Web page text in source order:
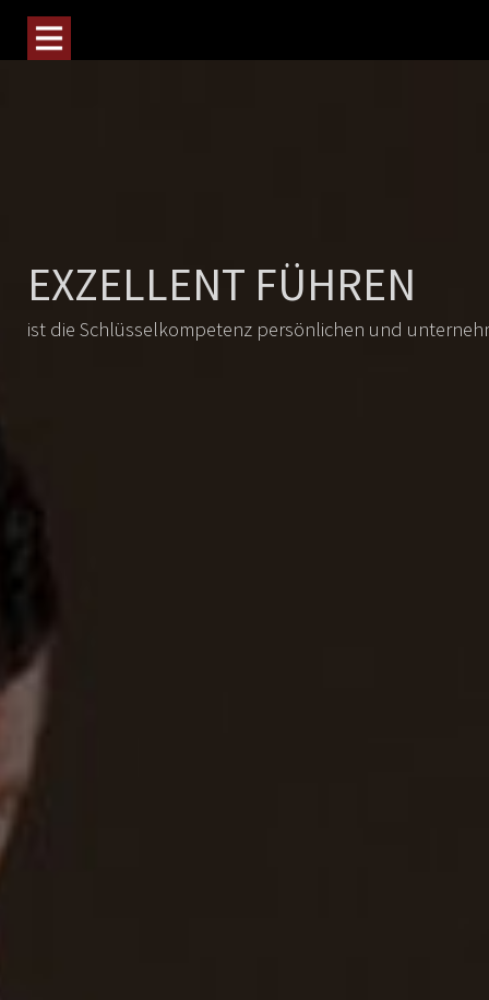
EXZELLENT FÜHREN
ist die Schlüsselkompetenz persönlichen und